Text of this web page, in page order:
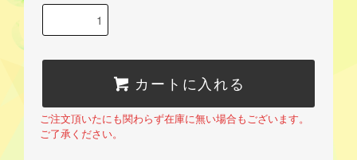
カートに入れる
ご注文頂いたにも関わらず在庫に無い場合もございます。
ご了承ください。